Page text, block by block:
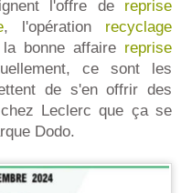
l'offre de reprise
, l'opération recyclage
bonne affaire reprise
ce sont les
de s'en offrir des
Leclerc que ça se
Dodo.